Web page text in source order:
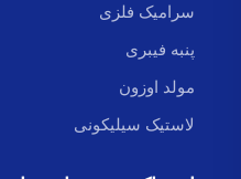
سرامیک فلزی
پنبه فیبری
مولد اوزون
لاستیک سیلیکونی